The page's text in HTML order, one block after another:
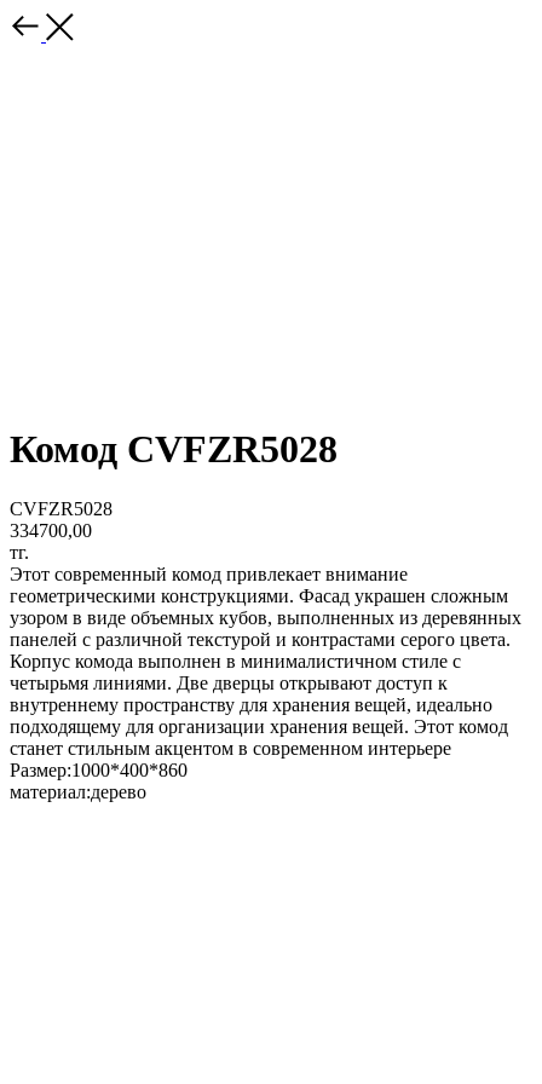
Комод CVFZR5028
CVFZR5028
334700,00
тг.
Этот современный комод привлекает внимание
геометрическими конструкциями. Фасад украшен сложным
узором в виде объемных кубов, выполненных из деревянных
панелей с различной текстурой и контрастами серого цвета.
Корпус комода выполнен в минималистичном стиле с
четырьмя линиями. Две дверцы открывают доступ к
внутреннему пространству для хранения вещей, идеально
подходящему для организации хранения вещей. Этот комод
станет стильным акцентом в современном интерьере
Размер:1000*400*860
материал:дерево